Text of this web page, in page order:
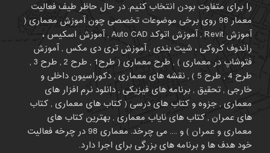
را برای متفاوت بودن انتخاب کنیم. در حال حاظر طیف فعالیت
معمار 98 روی برخی موضوعات تخصصی چون آموزش معماری (
آموزش Revit , آموزش اتوکد Auto CAD , آموزش اسکیس ،
راندوف کروکی ، شیت بندی , آموزش تری دی مکس , آموزش
فتوشاپ در معماری ) , طرح معماری ( طرح1 , طرح 2 , طرح 3 ,
طرح 4 , طرح 5 ) , نقشه های معماری , دکوراسیون داخلی و
خارجی , تحقیق , برنامه های فیزیکی , دانلود نرم افزار های
معماری , جزوه و کتاب های درسی ( کتاب های معماری , کتاب
های عمران , کتاب های نایاب معماری , بهترین کتاب های
معماری و عمران ) و .... می چرخد. معماری 98 در چرخه فعالیت
خود هدف ها و برنامه های بزرگی برای اجرا دارد.